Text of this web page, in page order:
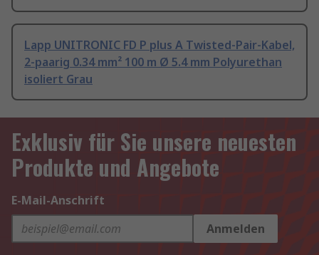
Lapp UNITRONIC FD P plus A Twisted-Pair-Kabel,
2-paarig 0.34 mm² 100 m Ø 5.4 mm Polyurethan
isoliert Grau
Exklusiv für Sie unsere neuesten
Produkte und Angebote
E-Mail-Anschrift
Anmelden